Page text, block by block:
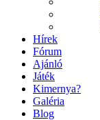
Hírek
Fórum
Ajánló
Játék
Kimernya?
Galéria
Blog